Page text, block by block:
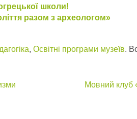
школи!
разом з археологом»
, Освітні програми музеїв.
Мовний клуб